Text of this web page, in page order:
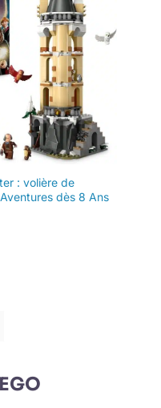
: volière de
dès 8 Ans